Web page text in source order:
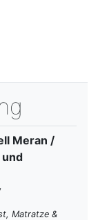
Meran /
Matratze &